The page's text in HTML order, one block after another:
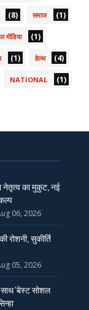
(8) समाज (1)
मीडिया (1)
(1) हेल्थ (4)
NATIONAL (1)
नेतृत्व का मुकुट, नई
06, 2026
रोशनी, सुकीर्ति
05, 2026
'बेस्ट सोशल